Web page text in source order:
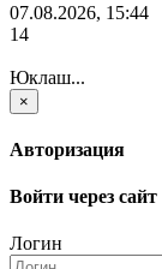
07.08.2026, 15:44
14
Юклаш...
×
Авторизация
Войти через сайт
Логин